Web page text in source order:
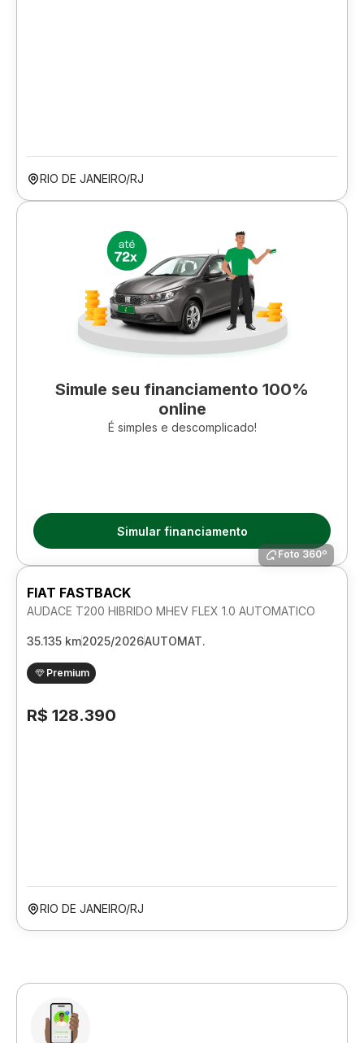
RIO DE JANEIRO/RJ
Simule seu financiamento 100%
online
É simples e descomplicado!
Simular financiamento
Foto 360º
FIAT FASTBACK
AUDACE T200 HIBRIDO MHEV FLEX 1.0 AUTOMATICO
35.135 km2025/2026AUTOMAT.
Premium
R$ 128.390
RIO DE JANEIRO/RJ